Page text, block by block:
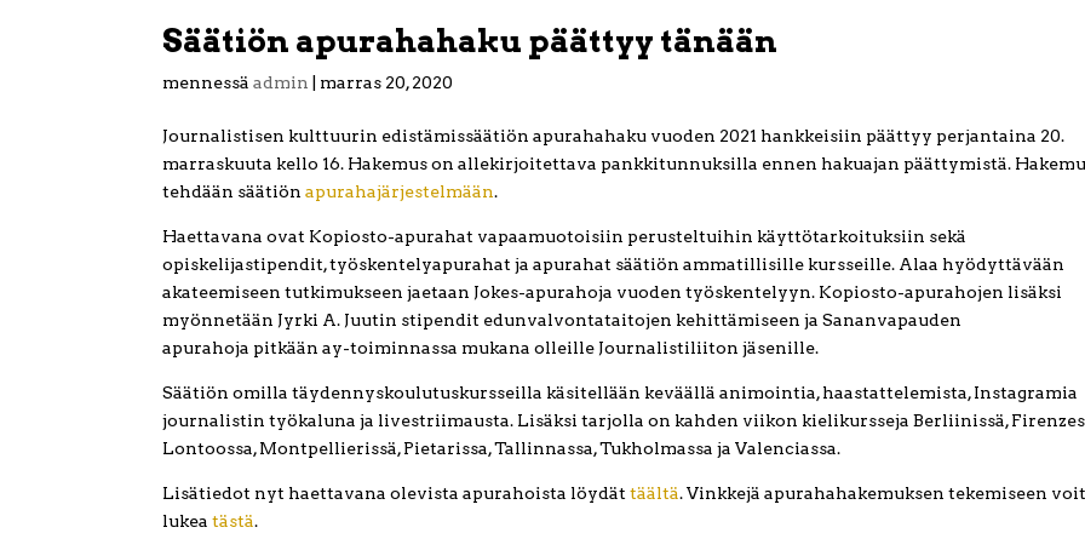
Säätiön apurahahaku päättyy tänään
mennessäadmin marras 20, 2020
Journalistisen kulttuurin edistämissäätiön apurahahaku vuoden 2021 hankkeisiin päättyy perjantaina 20.
marraskuuta kello 16. Hakemus on allekirjoitettava pankkitunnuksilla ennen hakuajan päättymistä.
tehdään säätiönapurahajärjestelmään.
Haettavana ovat Kopiosto-apurahat vapaamuotoisiin perusteltuihin käyttötarkoituksiin sekä
opiskelijastipendit, työskentelyapurahat ja apurahat säätiön ammatillisille kursseille. Alaa hyödyttävään
akateemiseen tutkimukseen jaetaan Jokes-apurahoja vuoden työskentelyyn. Kopiosto-apurahojen lisäksi
myönnetään Jyrki A. Juutin stipendit edunvalvontataitojen kehittämiseen ja Sananvapauden
apurahoja pitkään ay-toiminnassa mukana olleille Journalistiliiton jäsenille.
Säätiön omilla täydennyskoulutuskursseilla käsitellään keväällä animointia, haastattelemista, Instagramia
journalistin työkaluna ja livestriimausta. Lisäksi tarjolla on kahden viikon kielikursseja Berliinissä,
Lontoossa, Montpellierissä, Pietarissa, Tallinnassa, Tukholmassa ja Valenciassa.
Lisätiedot nyt haettavana olevista apurahoista löydättäältä. Vinkkejä apurahahakemuksen tekemiseen
lukeatästä.